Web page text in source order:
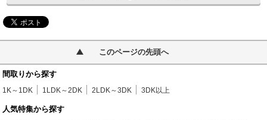
このページの先頭へ
間取りから探す
1K～1DK 1LDK～2DK 2LDK～3DK 3DK以上
人気特集から探す